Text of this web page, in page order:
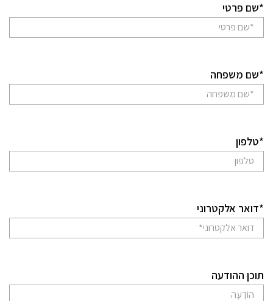
*שם פרטי
*שם משפחה
*טלפון
*דואר אלקטרוני
תוכן ההודעה